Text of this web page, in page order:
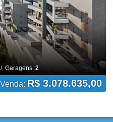
Garagens: 2
Venda: R$ 3.078.635,00